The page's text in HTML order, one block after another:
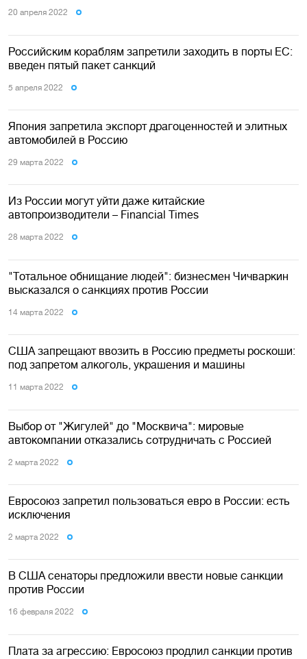
20 апреля 2022
Российским кораблям запретили заходить в порты ЕС:
введен пятый пакет санкций
5 апреля 2022
Япония запретила экспорт драгоценностей и элитных
автомобилей в Россию
29 марта 2022
Из России могут уйти даже китайские
автопроизводители – Financial Times
28 марта 2022
"Тотальное обнищание людей": бизнесмен Чичваркин
высказался о санкциях против России
14 марта 2022
США запрещают ввозить в Россию предметы роскоши:
под запретом алкоголь, украшения и машины
11 марта 2022
Выбор от "Жигулей" до "Москвича": мировые
автокомпании отказались сотрудничать с Россией
2 марта 2022
Евросоюз запретил пользоваться евро в России: есть
исключения
2 марта 2022
В США сенаторы предложили ввести новые санкции
против России
16 февраля 2022
Плата за агрессию: Евросоюз продлил санкции против